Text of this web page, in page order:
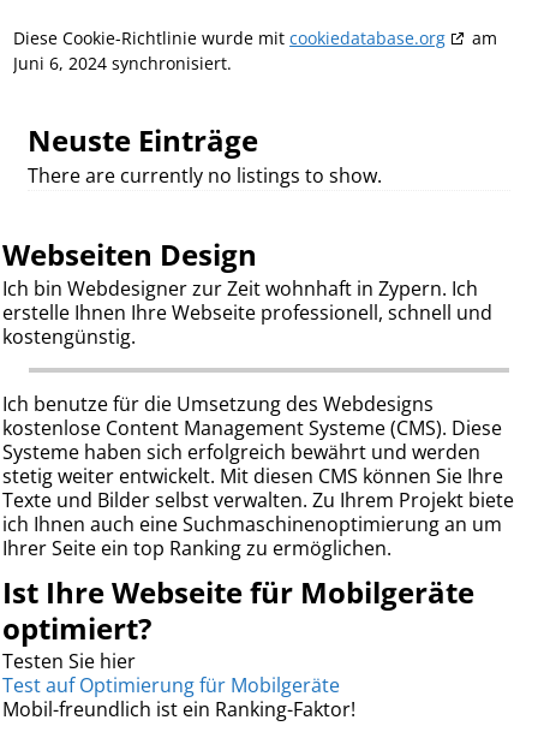
Diese Cookie-Richtlinie wurde mitcookiedatabase.org
am
Juni 6, 2024 synchronisiert.
Neuste Einträge
There are currently no listings to show.
Webseiten Design
Ich bin Webdesigner zur Zeit wohnhaft in Zypern. Ich
erstelle Ihnen Ihre Webseite professionell, schnell und
kostengünstig.
Ich benutze für die Umsetzung des Webdesigns
kostenlose Content Management Systeme (CMS). Diese
Systeme haben sich erfolgreich bewährt und werden
stetig weiter entwickelt. Mit diesen CMS können Sie Ihre
Texte und Bilder selbst verwalten. Zu Ihrem Projekt biete
ich Ihnen auch eine Suchmaschinenoptimierung an um
Ihrer Seite ein top Ranking zu ermöglichen.
Ist Ihre Webseite für Mobilgeräte
optimiert?
Testen Sie hier
Test auf Optimierung für Mobilgeräte
Mobil-freundlich ist ein Ranking-Faktor!